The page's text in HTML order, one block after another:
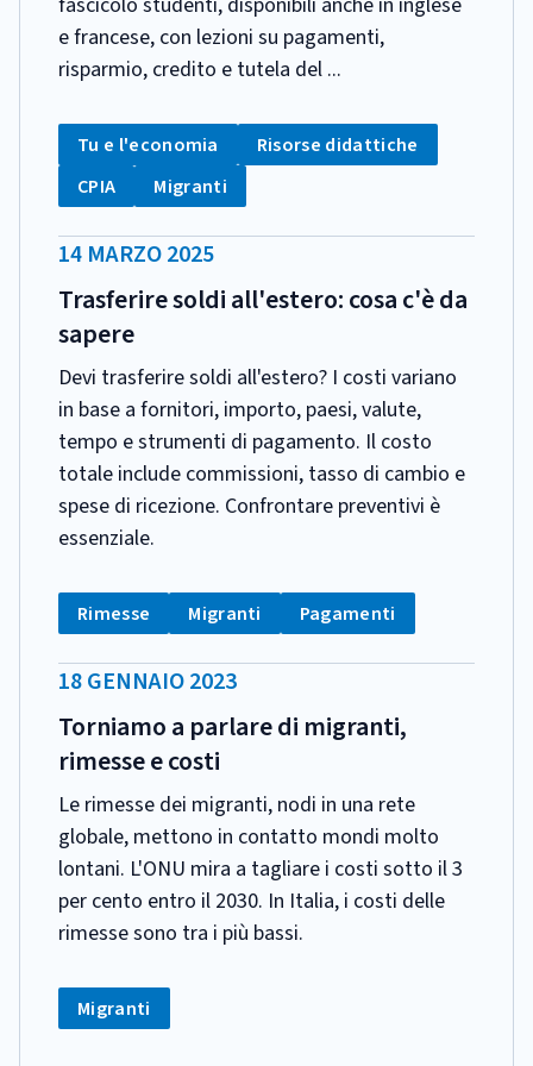
e francese, con lezioni su pagamenti,
risparmio, credito e tutela del ...
CATEGORIA:
Tag:
Tu e l'economia Tag:
Risorse didattiche
Tag:
CPIA Tag:
Migranti
DATA
PUBBLICAZIONE:
14 MARZO 2025
Trasferire soldi all'estero: cosa c'è da
sapere
Devi trasferire soldi all'estero? I costi variano
in base a fornitori, importo, paesi, valute,
tempo e strumenti di pagamento. Il costo
totale include commissioni, tasso di cambio e
spese di ricezione. Confrontare preventivi è
essenziale.
CATEGORIA:
Tag:
Rimesse Tag:
Migranti Tag:
Pagamenti
DATA
PUBBLICAZIONE:
18 GENNAIO 2023
Torniamo a parlare di migranti,
rimesse e costi
Le rimesse dei migranti, nodi in una rete
globale, mettono in contatto mondi molto
lontani. L'ONU mira a tagliare i costi sotto il 3
per cento entro il 2030. In Italia, i costi delle
rimesse sono tra i più bassi.
CATEGORIA:
Tag:
Migranti